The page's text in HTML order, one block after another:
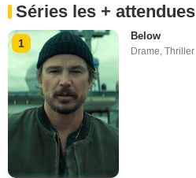
Séries les + attendues
1
Below
Drame ,Thriller